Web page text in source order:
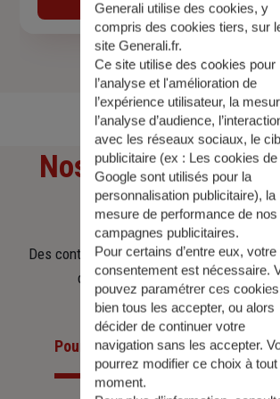
Nos offres
d'épargne
Des contrats clairs et flexibles pour
d’aujourd’hui et anticiper ceux de
Pour les particuliers Pour les
Generali utilise des cookies, y
compris des cookies tiers, sur
site Generali.fr.
Ce site utilise des cookies pour
l’analyse et l'amélioration de
l’expérience utilisateur, la
l’analyse d’audience,
avec les réseaux sociaux, le
publicitaire (ex : Les cookies de
Google sont utilisés pour la
personnalisation publicitaire), la
mesure de performance de nos
campagnes publicitaires.
Pour certains d’entre eux, votre
consentement est nécessaire.
pouvez paramétrer ces
bien tous les accepter, ou alors
décider de continuer votre
navigation sans les accepter.
pourrez modifier ce choix à tout
moment.